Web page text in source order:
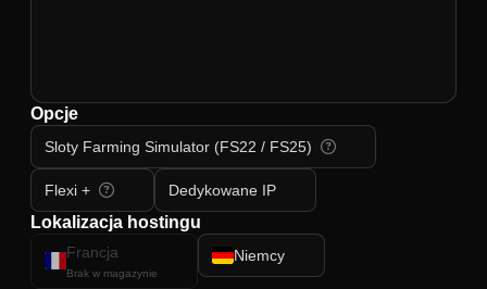
Opcje
Sloty Farming Simulator (FS22 / FS25)
Flexi + Dedykowane IP
Lokalizacja hostingu
Francja
Brak w magazynie
Niemcy